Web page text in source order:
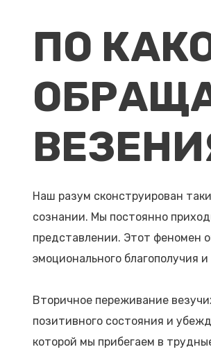
ПО
Наш разум сконструирован
сознании. Мы постоянно
представлении. Этот феномен
эмоционального благополучия
Вторичное переживание
позитивного состояния и
которой мы прибегаем в